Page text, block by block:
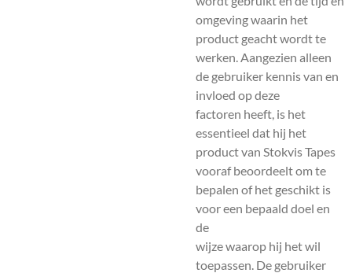
omgeving waarin het
product geacht wordt te
werken. Aangezien alleen
de gebruiker kennis van en
invloed op deze
factoren heeft, is het
essentieel dat hij het
product van Stokvis Tapes
vooraf beoordeelt om te
bepalen of het geschikt is
voor een bepaald doel en
de
wijze waarop hij het wil
toepassen. De gebruiker